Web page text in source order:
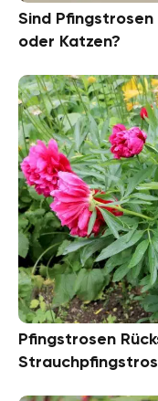
Sind
oder Katzen?
Pfingstrosen